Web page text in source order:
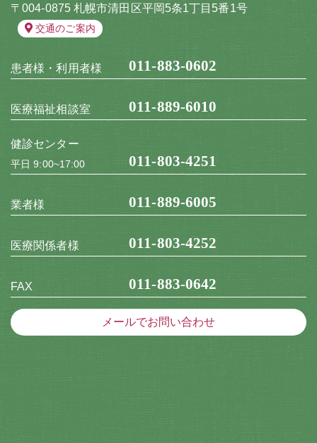
〒004-0875 札幌市清田区平岡5条1丁目5番1号
交通のご案内
患者様・利用者様 011-883-0602
医療福祉相談室 011-889-6010
健診センター
平日 9:00~17:00 011-803-4251
業者様 011-889-6005
医療関係者様 011-803-4252
FAX 011-883-0642
メールでお問い合わせ